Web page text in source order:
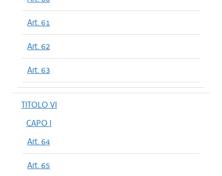
Art. 61
Art. 62
Art. 63
TITOLO VI
CAPO I
Art. 64
Art. 65